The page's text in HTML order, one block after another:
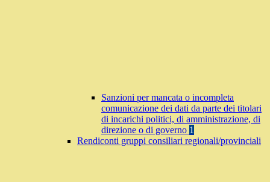
Sanzioni per mancata o incompleta
comunicazione dei dati da parte dei titolari
di incarichi politici, di amministrazione, di
direzione o di governo 1
Rendiconti gruppi consiliari regionali/provinciali